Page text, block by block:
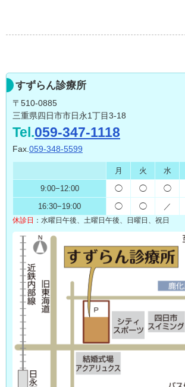
すずらん診療所
〒510-0885
三重県四日市市日永1丁目3-18
Tel.059-347-1118
Fax. 059-348-5599
月 火 水
9:00−12:00 ◯ ◯ ◯
16:30−19:00 ◯ ◯ ／
休診日 ： 水曜日午後、土曜日午後、 日曜日、祝日